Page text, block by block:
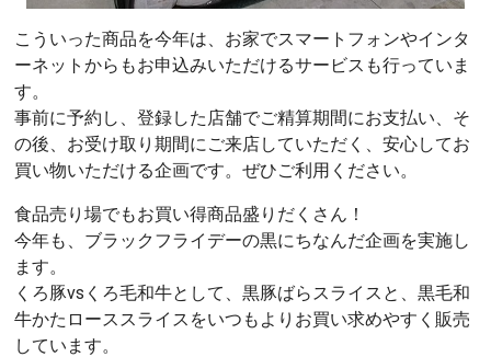
こういった商品を今年は、お家でスマートフォンやインタ
ーネットからもお申込みいただけるサービスも行っていま
す。
事前に予約し、登録した店舗でご精算期間にお支払い、そ
の後、お受け取り期間にご来店していただく、安心してお
買い物いただける企画です。ぜひご利用ください。
食品売り場でもお買い得商品盛りだくさん！
今年も、ブラックフライデーの黒にちなんだ企画を実施し
ます。
くろ豚vsくろ毛和牛として、黒豚ばらスライスと、黒毛和
牛かたローススライスをいつもよりお買い求めやすく販売
しています。